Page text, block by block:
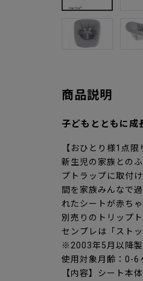
商品説明
子どもとともに成
【おひとり様1点限
新生児の家族との
プトラップに取付
間を家族みんなで
れたシートが赤ち
別売りのトリップ
センプレは「スト
※2003年5月以降製
使用対象月齢：0-6
【内容】シート本